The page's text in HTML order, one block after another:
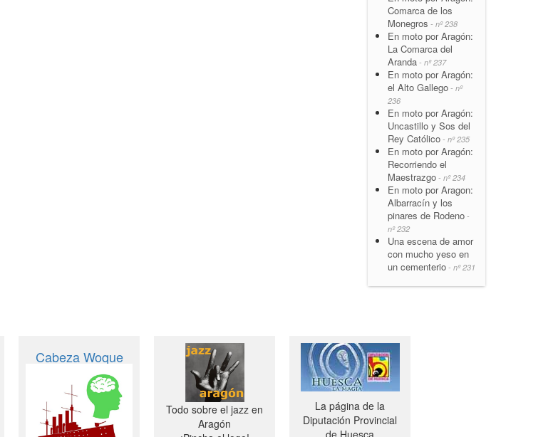
Comarca de los
Monegros - nº 238
En moto por Aragón:
La Comarca del
Aranda - nº 237
En moto por Aragón:
el Alto Gallego - nº
236
En moto por Aragón:
Uncastillo y Sos del
Rey Católico - nº 235
En moto por Aragón:
Recorriendo el
Maestrazgo - nº 234
En moto por Aragon:
Albarracín y los
pinares de Rodeno -
nº 232
Una escena de amor
con mucho yeso en
un cementerio - nº 231
Cabeza Woque
Todo sobre el jazz en
Aragón
La página de la
Diputación Provincial
de Huesca